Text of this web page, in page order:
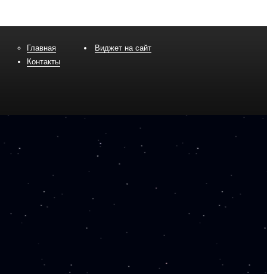
Главная
Контакты
Виджет на сайт